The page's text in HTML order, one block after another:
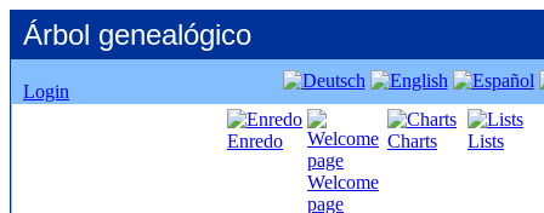
Árbol genealógico
Login
Enredo
Welcome
page
Charts Lists